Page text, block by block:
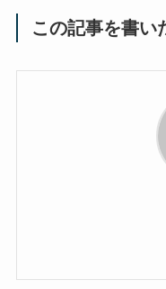
この記事を書い